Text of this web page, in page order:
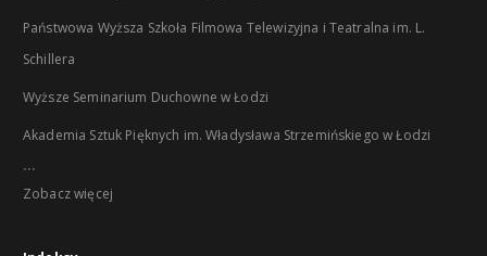
Państwowa Wyższa Szkoła Filmowa Telewizyjna i Teatralna im. L.
Schillera
Wyższe Seminarium Duchowne w Łodzi
Akademia Sztuk Pięknych im. Władysława Strzemińskiego w Łodzi
...
Zobacz więcej